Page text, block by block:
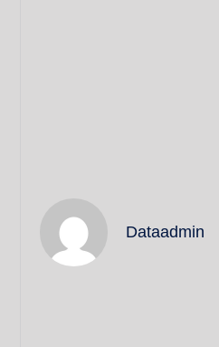
Dataadmin